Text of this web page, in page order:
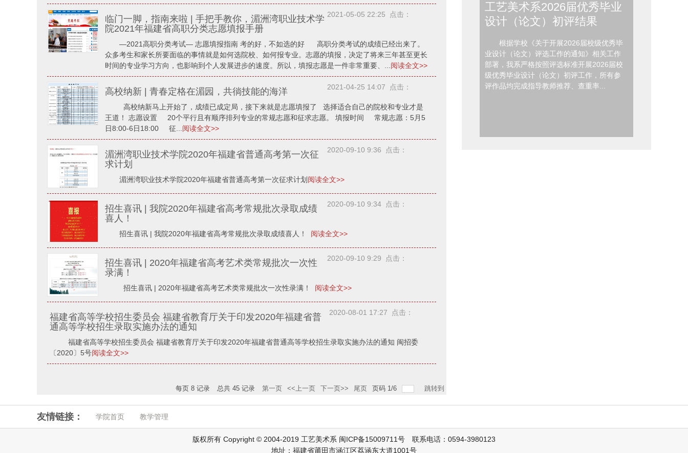
2021-05-05 22:25 点击：
临门一脚，指南来啦 | 手把手教你，湄洲湾职业技术学
院2021年福建省高职分类志愿填报手册
—2021高职分类考试— 志愿填报指南 考的好，不如选的好 高职分类考试的成绩已经出来了。
众多考生和家长所要面临的事情就是如何选院校、如何报专业。志愿的填报，决定了将来三年甚至更长
时间的专业学习方向，也影响到个人发展进步的速度。所以，填报志愿是一件非常重要、... 阅读全文>>
2021-04-25 14:07 点击：
高校纳新 | 青春定格在湄园，共徜技能的海洋
高校纳新马上开始了，成绩已成定局，接下来就是志愿填报了 选择适合自己的院校和专业才是
王道！ 志愿设置 20个平行且有顺序排列专业的常规志愿和征求志愿。 填报时间 常规志愿：5月5
日8:00-6日18:00 征... 阅读全文>>
2020-09-10 9:36 点击：
湄洲湾职业技术学院2020年福建省普通高考第一次征
求计划
湄洲湾职业技术学院2020年福建省普通高考第一次征求计划 阅读全文>>
2020-09-10 9:34 点击：
招生喜讯 | 我院2020年福建省高考常规批次录取成绩
喜人！
招生喜讯 | 我院2020年福建省高考常规批次录取成绩喜人！ 阅读全文>>
2020-09-10 9:29 点击：
招生喜讯 | 2020年福建省高考艺术类常规批次一次性
录满！
招生喜讯 | 2020年福建省高考艺术类常规批次一次性录满！ 阅读全文>>
2020-08-01 17:27 点击：
福建省高等学校招生委员会 福建省教育厅关于印发2020年福建省普
通高等学校招生录取实施办法的通知
福建省高等学校招生委员会 福建省教育厅关于印发2020年福建省普通高等学校招生录取实施办法的通知 闽招委
〔2020〕5号阅读全文>>
每页 8 记录 总共 45 记录 第一页 <<上一页 下一页>> 尾页 页码 1/6 跳转到
工艺美术系2026届优秀毕业
设计（论文）初评结果
根据学校《关于开展2026届校级优秀毕
业设计（论文）评选工作的通知》相关工作
部署，我系严格按照评选标准开展2026届校
级优秀毕业设计（论文）初评工作，所有参
评作品均完成指导教师推荐、查重率...
友情链接： 学院首页 教学管理
版权所有 Copyright © 2004-2019 工艺美术系 闽ICP备15009711号 联系电话：0594-3980123
地址：福建省莆田市涵江区荔涵东大道1001号